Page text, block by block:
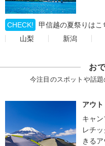
CHECK!
甲信越の夏祭りはこ
山梨
新潟
お
今注目のスポットや話
アウ
キャ
レチ
きる